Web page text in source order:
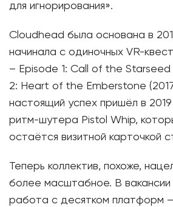
для игнорирования».
Cloudhead была основана в
начинала с одиночных VR-
– Episode 1: Call of the Starseed
2: Heart of the Emberstone
настоящий успех пришёл в
ритм-шутера Pistol Whip,
остаётся визитной карточкой
Теперь коллектив, похоже,
более масштабное. В вакансии
работа с десятком платформ —